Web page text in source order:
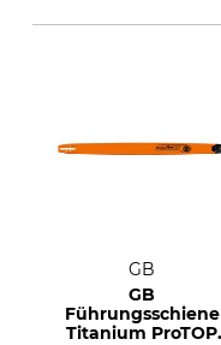
GB
GB
Führungsschiene
Titanium ProTOP